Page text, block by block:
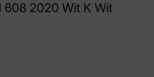
608 2020 Wit K Wit